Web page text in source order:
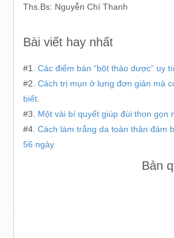
Ths.Bs: Nguyễn Chí Thanh
Bài viết hay nhất
#1.Các điểm bán “bột thảo dược” uy
#2.Cách trị mụn ở lưng đơn giản mà
biết.
#3. Một vài bí quyết giúp đùi thon gọn
#4.Cách làm trắng da toàn thân đảm
56 ngày
Bản